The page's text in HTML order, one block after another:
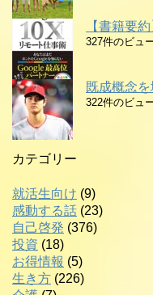
【書籍要
327件のビュ
既成概念
322件のビュ
カテゴリー
就活生向け (9)
感動する話 (23)
自己啓発 (376)
投資 (18)
お得情報 (5)
生き方 (226)